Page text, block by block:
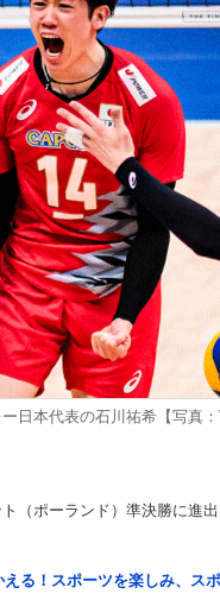
日本代表の石川祐希【写真：
ポーランド）準決勝に進
！スポーツを楽しみ、ス